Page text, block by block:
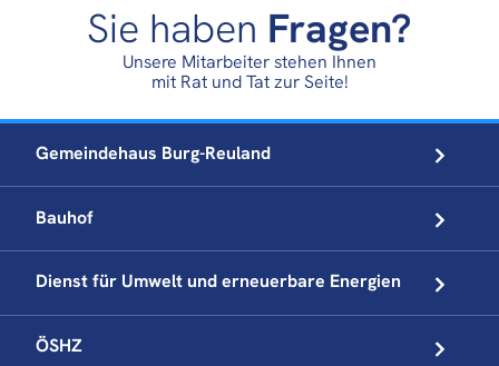
Sie haben Fragen?
Unsere Mitarbeiter stehen Ihnen
mit Rat und Tat zur Seite!
Gemeindehaus Burg-Reuland
Bauhof
Dienst für Umwelt underneuerbare Energien
ÖSHZ